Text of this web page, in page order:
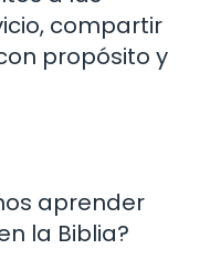
compartir
propósito y
aprender
la Biblia?